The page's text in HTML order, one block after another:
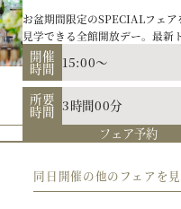
【来館不要】オンラインで宮の
ってご自宅で可能/その他ご相
開催
時間 11:00～
所要
時間 2時間
お電話でお問い合わせください
【オンライン】自宅
【来館不要】オンラインで宮の
ってご自宅で可能/その他ご相
開催
時間 11:00～
所要 2時間
フェア予約
26年12月～27年3月
お盆期間限定のSPECIALフェ
見学できる全館開放デー。最新
の準備や日程、お見積りまで専
だけの当館最大特典をご用意。
の機会に理想のウエディングを
開催
時間 15:00～
所要
時間 3時間00分
フェア予約
＼結婚式の準備、早めがオト
同日開催の他のフェアを見